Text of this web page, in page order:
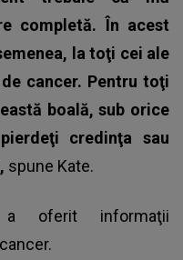
completă. În acest
la toţi cei ale
cancer. Pentru toţi
boală, sub orice
credinţa sau
spune Kate.
a oferit informaţii